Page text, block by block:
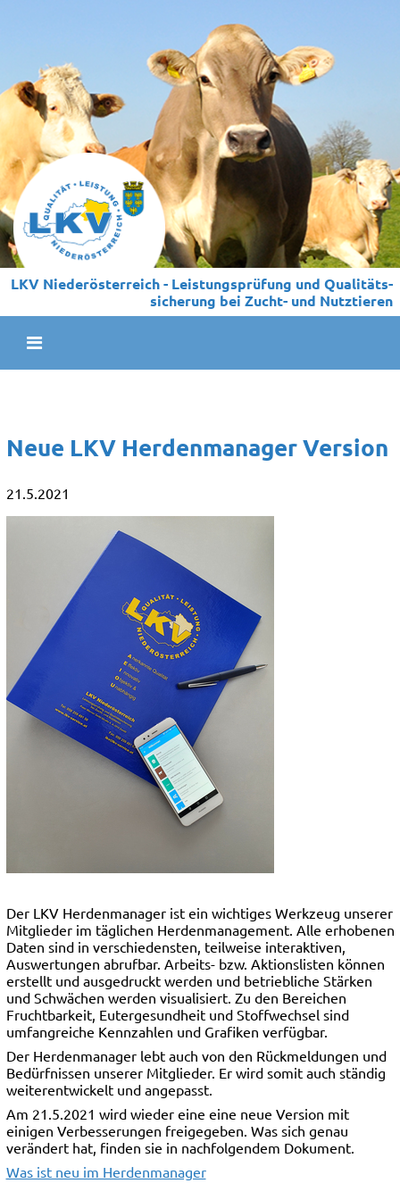
LKV Niederösterreich - Leistungs­prüfung und Qualitäts­
sicherung bei Zucht- und Nutztieren
Neue LKV Herdenmanager Version
21.5.2021
Der LKV Herdenmanager ist ein wichtiges Werkzeug unserer
Mitglieder im täglichen Herdenmanagement. Alle erhobenen
Daten sind in verschiedensten, teilweise interaktiven,
Auswertungen abrufbar. Arbeits- bzw. Aktionslisten können
erstellt und ausgedruckt werden und betriebliche Stärken
und Schwächen werden visualisiert. Zu den Bereichen
Fruchtbarkeit, Eutergesundheit und Stoffwechsel sind
umfangreiche Kennzahlen und Grafiken verfügbar.
Der Herdenmanager lebt auch von den Rückmeldungen und
Bedürfnissen unserer Mitglieder. Er wird somit auch ständig
weiterentwickelt und angepasst.
Am 21.5.2021 wird wieder eine eine neue Version mit
einigen Verbesserungen freigegeben. Was sich genau
verändert hat, finden sie in nachfolgendem Dokument.
Was ist neu im Herdenmanager